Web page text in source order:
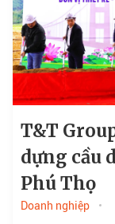
T&T
dựng cầu
Phú Thọ
Doanh nghiệp